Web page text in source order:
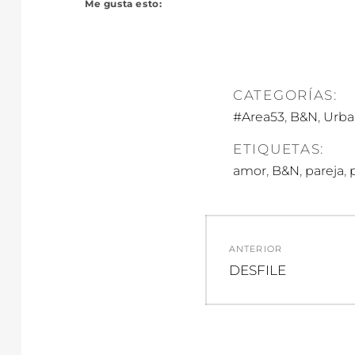
Me gusta esto:
CATEGORÍAS:
#Area53, B&N,
ETIQUETAS:
amor, B&N, pareja,
de
entradas
ANTERIOR
Entrada
DESFILE